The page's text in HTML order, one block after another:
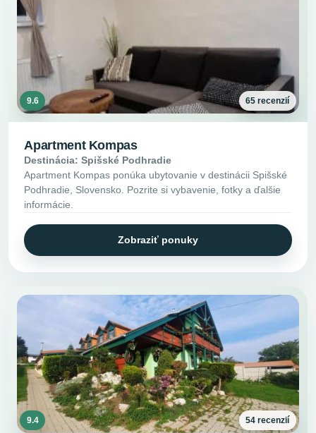
9.6 65 recenzií
Apartment Kompas
Destinácia: Spišské Podhradie
Apartment Kompas ponúka ubytovanie v destinácii Spišské
Podhradie, Slovensko. Pozrite si vybavenie, fotky a ďalšie
informácie.
Zobraziť ponuky
9.4 54 recenzií